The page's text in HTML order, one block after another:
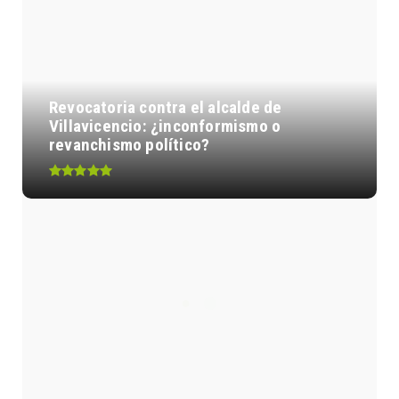
Revocatoria contra el alcalde de
Villavicencio: ¿inconformismo o
revanchismo político?